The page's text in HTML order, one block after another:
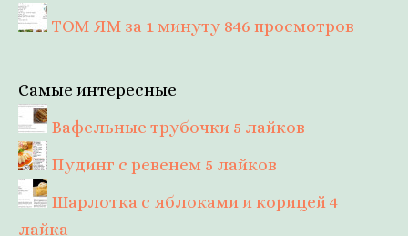
ТОМ ЯМ за 1 минуту 846 просмотров
Самые интересные
Вафельные трубочки 5 лайков
Пудинг с ревенем 5 лайков
Шарлотка с яблоками и корицей4
лайка